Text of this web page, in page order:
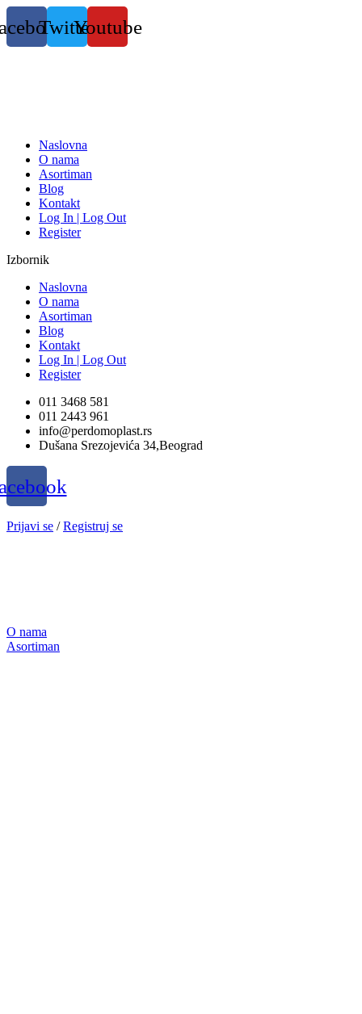
Skočite
na
sadržaj
TwitterYoutube
Naslovna
O nama
Asortiman
Blog
Kontakt
Log In | Log Out
Register
Izbornik
Naslovna
O nama
Asortiman
Blog
Kontakt
Log In | Log Out
Register
011 3468 581
011 2443 961
info@perdomoplast.rs
Dušana Srezojevića 34,Beograd
Prijavi se /Registruj se
O nama
Asortiman